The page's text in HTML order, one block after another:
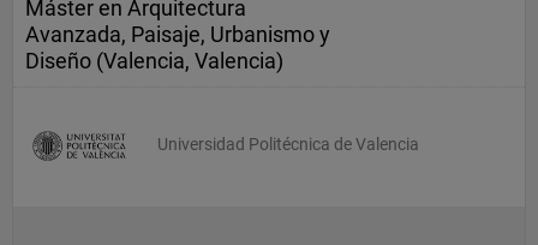
Máster en Arquitectura
Avanzada, Paisaje, Urbanismo y
Diseño (Valencia, Valencia)
Universidad Politécnica de Valencia